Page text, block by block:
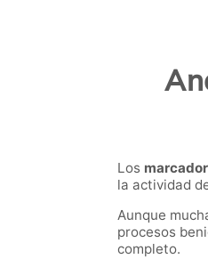
Los
la actividad
Aunque
procesos
completo.